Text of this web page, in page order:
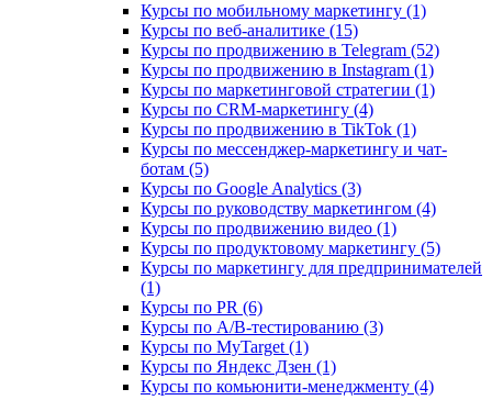
Курсы по мобильному маркетингу (1)
Курсы по веб-аналитике (15)
Курсы по продвижению в Telegram (52)
Курсы по продвижению в Instagram (1)
Курсы по маркетинговой стратегии (1)
Курсы по CRM-маркетингу (4)
Курсы по продвижению в TikTok (1)
Курсы по мессенджер-маркетингу и чат-
ботам (5)
Курсы по Google Analytics (3)
Курсы по руководству маркетингом (4)
Курсы по продвижению видео (1)
Курсы по продуктовому маркетингу (5)
Курсы по маркетингу для предпринимателей
(1)
Курсы по PR (6)
Курсы по A/B-тестированию (3)
Курсы по MyTarget (1)
Курсы по Яндекс Дзен (1)
Курсы по комьюнити-менеджменту (4)